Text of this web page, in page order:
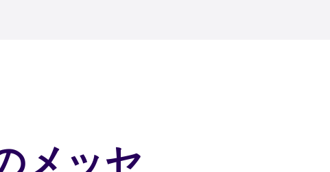
メッセ